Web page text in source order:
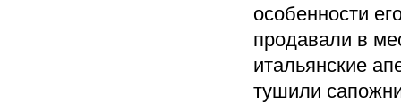
особенности
продавали в
итальянские
тушили